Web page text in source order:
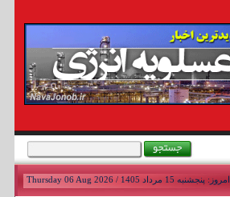
امروز: پنجشنبه 15 مرداد 1405 / Thursday 06 Aug 2026